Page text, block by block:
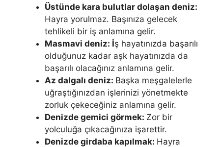
Üstün­de kara bulutlar dolaşan deniz:
Hayra yorulmaz. Başınıza gelecek
tehlike­li bir iş anlamına gelir.
Masmavi deniz: İş hayatınızda başarılı
olduğunuz kadar aşk hayatınızda da
başarılı olacağınız anlamına gelir.
Az dalgalı de­niz: Başka meşgalelerle
uğraştığınızdan işlerinizi yönetmekte
zorluk çekece­ğiniz anlamına gelir.
Denizde gemici görmek: Zor bir
yolculuğa çıkacağı­nıza işarettir.
Denizde girdaba kapılmak: Hayra